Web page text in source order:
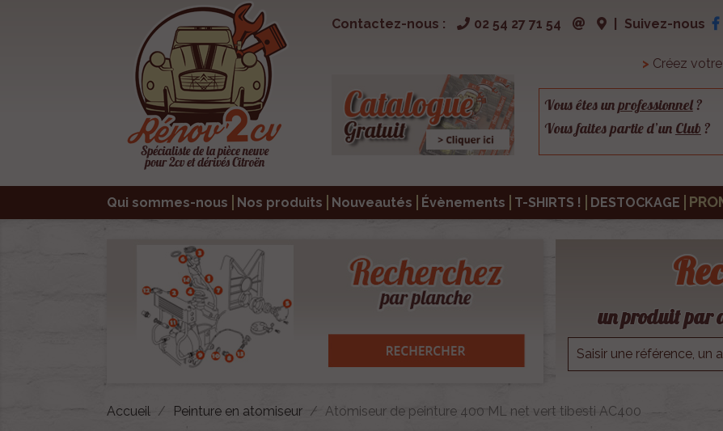
Contactez-nous : 02 54 27 71 54 Suivez-nous
> Créez
Vous êtes unprofessionnel?
Vous faites partie d’un Club ?
Qui sommes-nous Nos produits Nouveautés Évènements T-SHIRTS ! DESTOCKAGE
un produit par
Accueil Peinture en atomiseur Atomiseur de peinture 400 ML net vert tibesti AC400